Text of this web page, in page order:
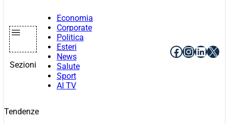
Sezioni
Economia
Corporate
Politica
Esteri
News
Salute
Sport
AI TV
Facebook
X
Tendenze